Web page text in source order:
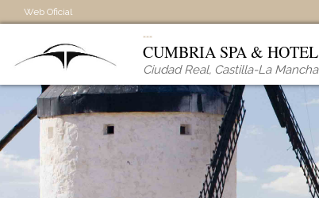
Web Oficial
CUMBRIA SPA & HOTEL
Ciudad Real, Castilla-La Mancha